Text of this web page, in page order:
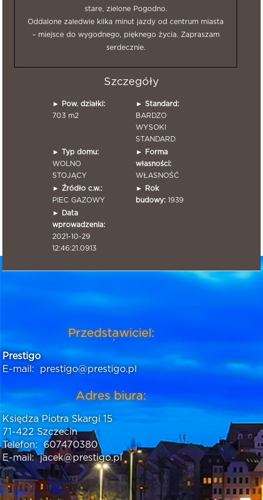
stare, zielone Pogodno.
Oddalone zaledwie kilka minut jazdy od centrum miasta
– miejsce do wygodnego, pięknego życia. Zapraszam
serdecznie.
Szczegóły
►
Pow. działki:
703 m2
► Standard:
BARDZO
WYSOKI
STANDARD
► Typ domu:
WOLNO
STOJĄCY
►
Forma
własności:
WŁASNOŚĆ
► Źródło c.w.:
PIEC GAZOWY
►
Rok
budowy: 1939
►
Data
wprowadzenia:
2021-10-29
12:46:21.0913
Przedstawiciel:
Prestigo
E-mail:
prestigo@prestigo.pl
Adres biura:
Księdza Piotra Skargi 15
71-422 Szczecin
Telefon:
607470380
E-mail: jacek@prestigo.pl